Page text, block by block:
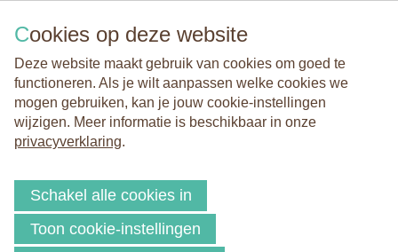
Privacy en cookies
Deze website maakt gebruik van cookies om goed te functioneren.
Meer informatie is beschikbaar in onze privacyverklaring.
Cookies op deze website
Deze website maakt gebruik van cookies om goed te
functioneren. Als je wilt aanpassen welke cookies we
mogen gebruiken, kan je jouw cookie-instellingen
wijzigen. Meer informatie is beschikbaar in onze
privacyverklaring.
Schakel alle cookies in
Toon cookie-instellingen